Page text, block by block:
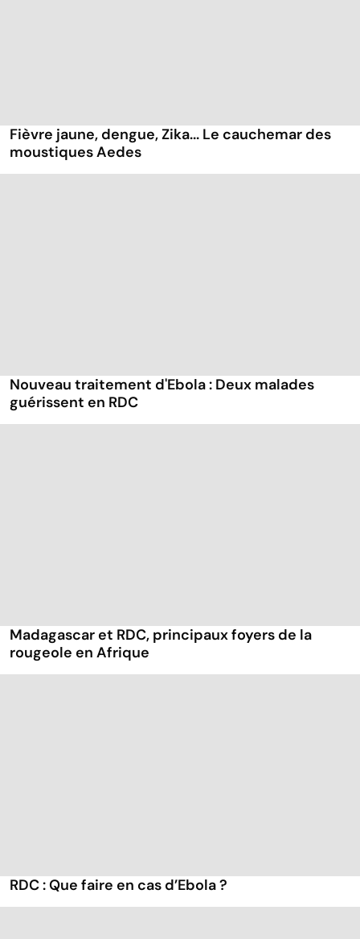
Fièvre jaune, dengue, Zika... Le cauchemar des
moustiques Aedes
Nouveau traitement d'Ebola : Deux malades
guérissent en RDC
Madagascar et RDC, principaux foyers de la
rougeole en Afrique
RDC : Que faire en cas d’Ebola ?